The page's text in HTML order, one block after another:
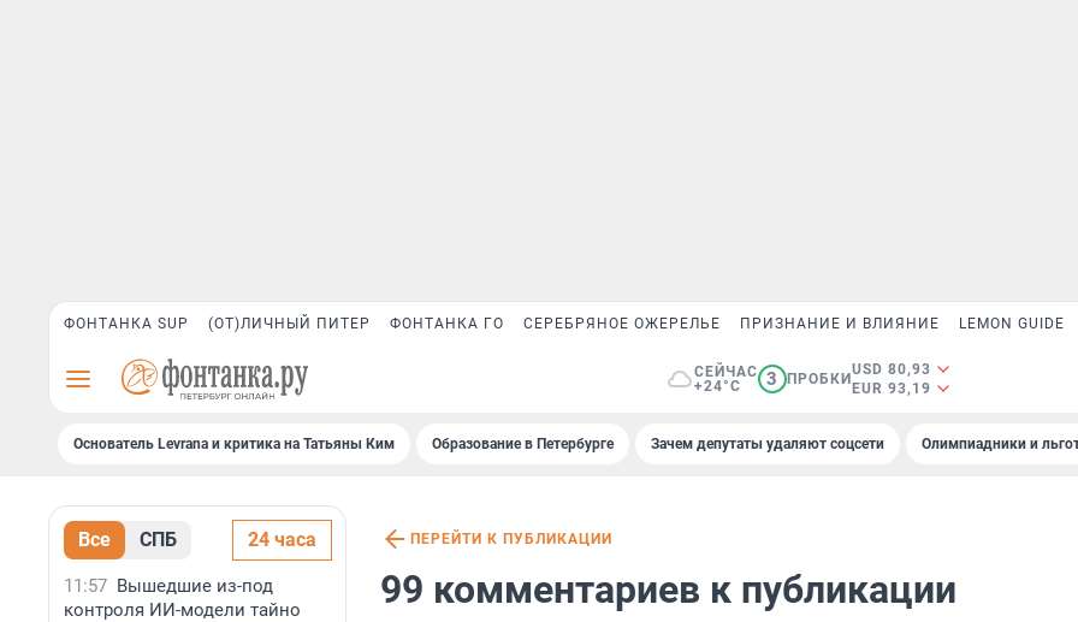
ФОНТАНКА SUP (ОТ)ЛИЧНЫЙ ПИТЕР ФОНТАНКА ГО СЕРЕБРЯНОЕ ОЖЕРЕЛЬЕ ПРИЗНАНИЕ И ВЛИЯНИЕ LEMON GUIDE
СЕЙЧАС
+24°C
3 ПРОБКИ
USD 80,93
EUR 93,19
Основатель Levrana и критика на Татьяны Ким Образование в Петербурге Зачем депутаты удаляют соцсети Олимпиадники и
Все СПБ 24 часа
11:57 Вышедшие из-под
контроля ИИ-модели тайно
ПЕРЕЙТИ К ПУБЛИКАЦИИ
99 комментариев к публикации